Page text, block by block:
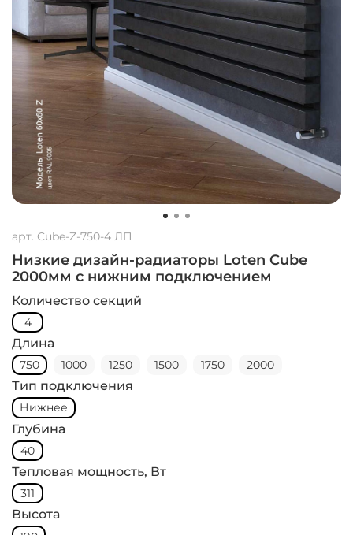
арт. Cube-Z-750-4 ЛП
Низкие дизайн-радиаторы Loten Cube
2000мм с нижним подключением
Количество секций
4
Длина
750 1000 1250 1500 1750 2000
Тип подключения
Нижнее
Глубина
40
Тепловая мощность, Вт
311
Высота